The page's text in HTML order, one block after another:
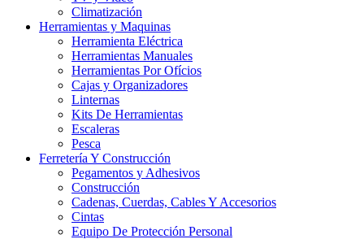
Climatización
Herramientas y Maquinas
Herramienta Eléctrica
Herramientas Manuales
Herramientas Por Ofícios
Cajas y Organizadores
Linternas
Kits De Herramientas
Escaleras
Pesca
Ferretería Y Construcción
Pegamentos y Adhesivos
Construcción
Cadenas, Cuerdas, Cables Y Accesorios
Cintas
Equipo De Protección Personal